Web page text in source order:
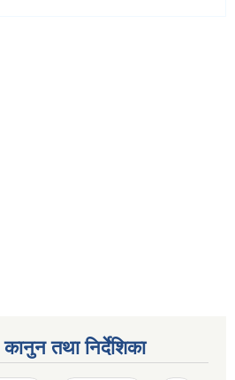
तथा निर्देशिका